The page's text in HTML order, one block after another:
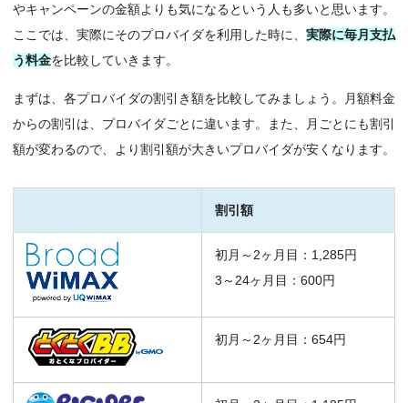
やキャンペーンの金額よりも気になるという人も多いと思います。
ここでは、実際にそのプロバイダを利用した時に、 実際に毎月支払
う料金を比較していきます。
まずは、各プロバイダの割引き額を比較してみましょう。月額料金
からの割引は、プロバイダごとに違います。また、月ごとにも割引
額が変わるので、より割引額が大きいプロバイダが安くなります。
割引額
初月～2ヶ月目：1,285円
3～24ヶ月目：600円
初月～2ヶ月目：654円